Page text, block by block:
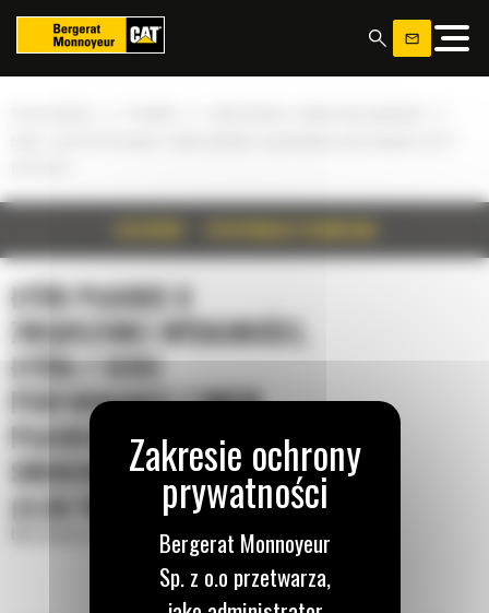
ŁYŻKI PŁASKIE O
ZWIĘKSZONEJ WYDAJNOŚCI,
ŁYŻKA Z SERII
PERFORMANCE Z DNEM
PŁASKIM I MOCOWANIEM
SWORZNIOWYM 3,4 M³
(4,50 YD³)
Łyżki płaskie o zwiększonej wydajności
Panel zarządzania plikami cookies
Bergerat Monnoyeur
Sp. z o.o przetwarza,